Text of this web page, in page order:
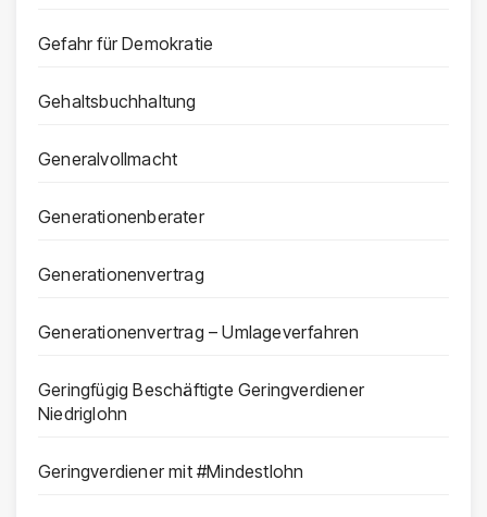
Gefahr für Demokratie
Gehaltsbuchhaltung
Generalvollmacht
Generationenberater
Generationenvertrag
Generationenvertrag – Umlageverfahren
Geringfügig Beschäftigte Geringverdiener
Niedriglohn
Geringverdiener mit #Mindestlohn